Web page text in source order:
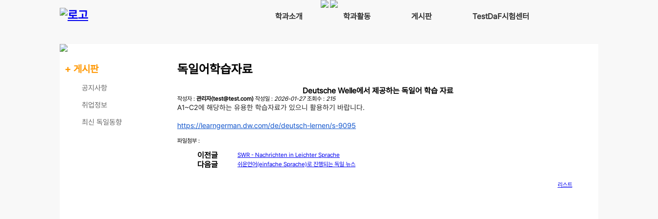
학과소개 학과활동 게시판 TestDaF시험센터
+ 게시판
공지사항
취업정보
최신 독일동향
독일어학습자료
Deutsche Welle에서 제공하는 독일어 학습 자료
작성자 : 관리자(test@test.com) 작성일 : 2026-01-27 조회수 : 215
A1~C2에 해당하는 유용한 학습자료가 있으니 활용하기 바랍니다.
https://learngerman.dw.com/de/deutsch-lernen/s-9095
파일첨부 :
이전글 SWR - Nachrichten in Leichter Sprache
다음글 쉬운언어(einfache Sprache)로 진행되는 독일 뉴스
리스트